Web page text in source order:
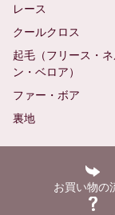
レース
クールクロス
起毛（フリース・
ン・ベロア）
ファー・ボア
裏地
お買い物の